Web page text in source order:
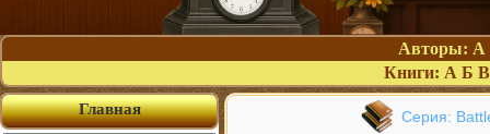
Авторы: А
Книги: А Б В
Серия:
Главная